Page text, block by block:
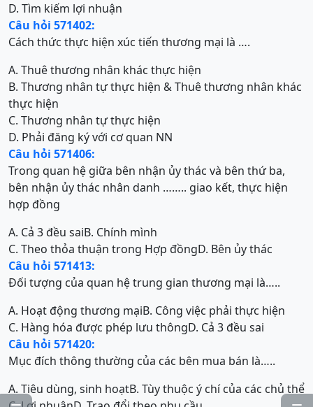
D. Tìm kiếm lợi nhuận
Câu hỏi 571402:
Cách thức thực hiện xúc tiến thương mại là ….
A. Thuê thương nhân khác thực hiện
B. Thương nhân tự thực hiện & Thuê thương nhân khác
thực hiện
C. Thương nhân tự thực hiện
D. Phải đăng ký với cơ quan NN
Câu hỏi 571406:
Trong quan hệ giữa bên nhận ủy thác và bên thứ ba,
bên nhận ủy thác nhân danh …….. giao kết, thực hiện
hợp đồng
A. Cả 3 đều saiB. Chính mình
C. Theo thỏa thuận trong Hợp đồngD. Bên ủy thác
Câu hỏi 571413:
Đối tượng của quan hệ trung gian thương mại là…..
A. Hoạt động thương mạiB. Công việc phải thực hiện
C. Hàng hóa được phép lưu thôngD. Cả 3 đều sai
Câu hỏi 571420:
Mục đích thông thường của các bên mua bán là…..
A. Tiêu dùng, sinh hoạtB. Tùy thuộc ý chí của các chủ thể